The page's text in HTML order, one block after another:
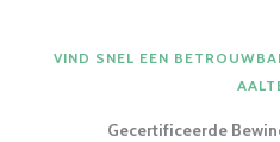
VIND SNEL EEN
Gecertificeerde